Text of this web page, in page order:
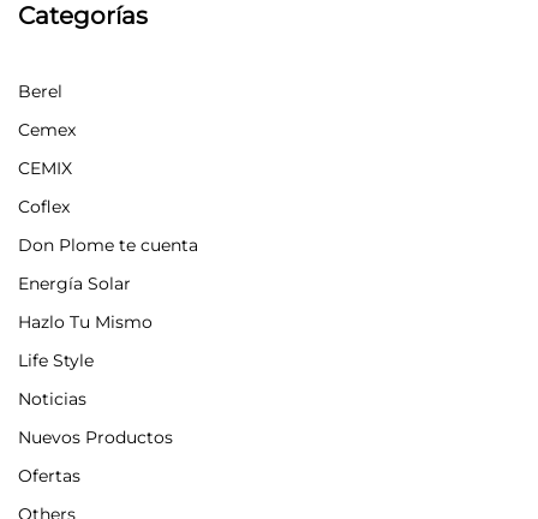
Categorías
Berel
Cemex
CEMIX
Coflex
Don Plome te cuenta
Energía Solar
Hazlo Tu Mismo
Life Style
Noticias
Nuevos Productos
Ofertas
Others